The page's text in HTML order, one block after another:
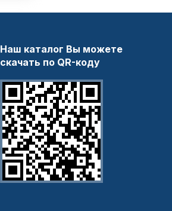
Наш каталог Вы можете
скачать по QR-коду